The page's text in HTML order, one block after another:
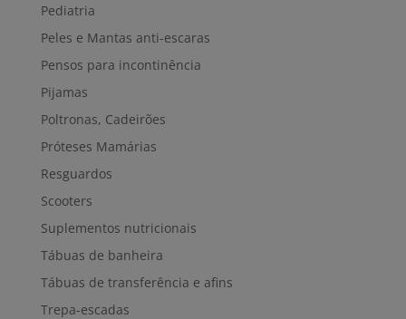
Pediatria
Peles e Mantas anti-escaras
Pensos para incontinência
Pijamas
Poltronas, Cadeirões
Próteses Mamárias
Resguardos
Scooters
Suplementos nutricionais
Tábuas de banheira
Tábuas de transferência e afins
Trepa-escadas